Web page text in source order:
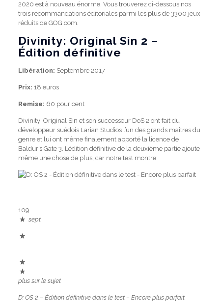
2020 est à nouveau énorme. Vous trouverez ci-dessous nos
trois recommandations éditoriales parmi les plus de 3300 jeux
réduits de GOG.com.
Divinity: Original Sin 2 –
Édition définitive
Libération: Septembre 2017
Prix: 18 euros
Remise: 60 pour cent
Divinity: Original Sin et son successeur DoS 2 ont fait du
développeur suédois Larian Studios l’un des grands maîtres du
genre et lui ont même finalement apporté la licence de
Baldur’s Gate 3. L’édition définitive de la deuxième partie ajoute
même une chose de plus, car notre test montre:
109
sept
plus sur le sujet
D: OS 2 – Édition définitive dans le test – Encore plus parfait